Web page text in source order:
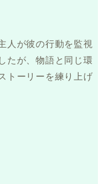
人が彼の行動を監視
たが、物語と同じ環
トーリーを練り上げ